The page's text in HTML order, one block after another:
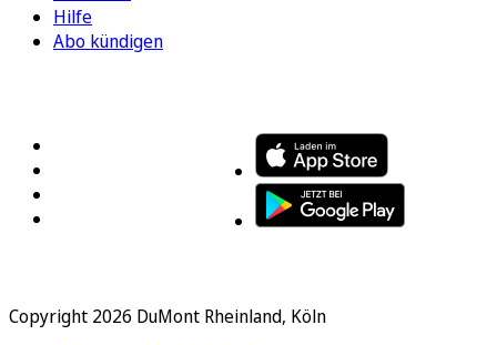
Hilfe
Abo kündigen
Copyright 2026 DuMont Rheinland, Köln